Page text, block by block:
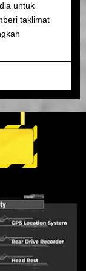
untuk
taklimat